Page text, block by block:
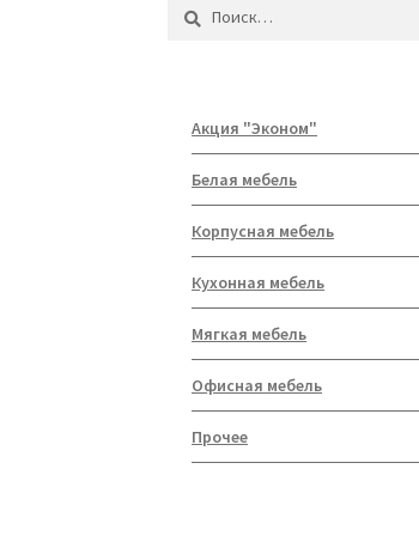
Найти:
Акция "Эконом"
Белая мебель
Корпусная мебель
Кухонная мебель
Мягкая мебель
Офисная мебель
Прочее